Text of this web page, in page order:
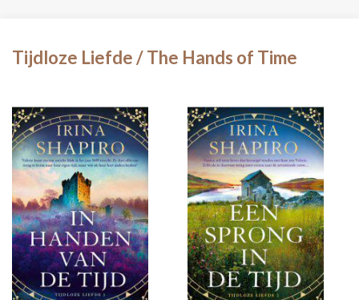
Tijdloze Liefde / The Hands of Time